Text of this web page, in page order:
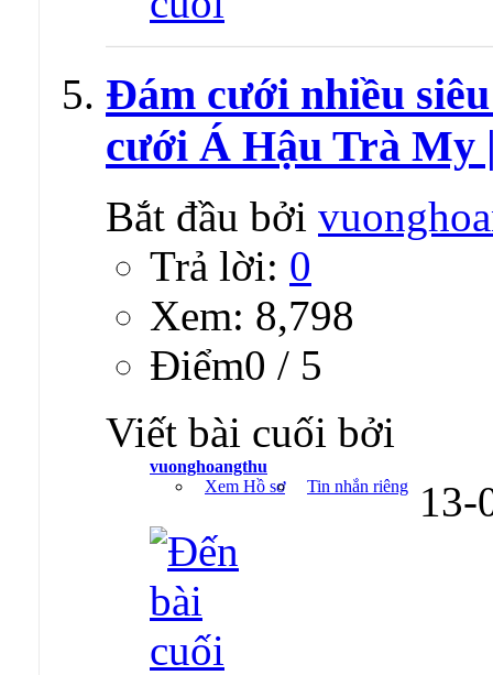
Đám cưới nhiều
cưới Á Hậu Trà My
Bắt đầu bởi
Trả lời: 0
Xem: 8,798
Ðiểm0 / 5
Viết bài cuối bởi
vuonghoangthu
Xem Hồ sơ
Tin nhắn riêng